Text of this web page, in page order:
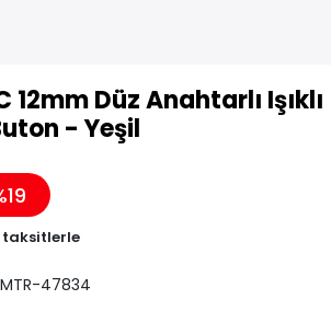
12mm Düz Anahtarlı Işıklı
- Yeşil
taksitlerle
47834